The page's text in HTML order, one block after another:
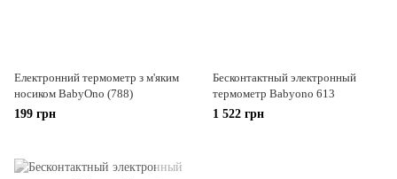
Електронний термометр з м'яким
носиком BabyOno (788)
199 грн
Бесконтактный электронный
термометр Babyono 613
1 522 грн